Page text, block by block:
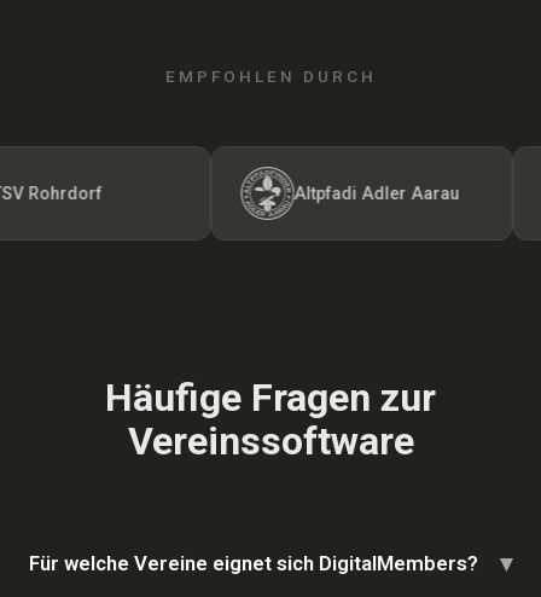
EMPFOHLEN DURCH
Altpfadi Adler Aarau
Häufige Fragen zur
Vereinssoftware
Für welche Vereine eignet sich DigitalMembers? ▾